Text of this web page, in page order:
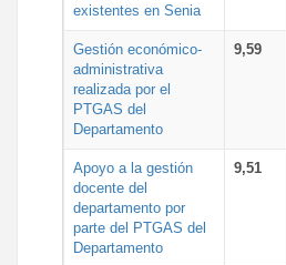
existentes en Senia
Gestión económico-
administrativa
realizada por el
PTGAS del
Departamento
9,59
Apoyo a la gestión
docente del
departamento por
parte del PTGAS del
Departamento
9,51